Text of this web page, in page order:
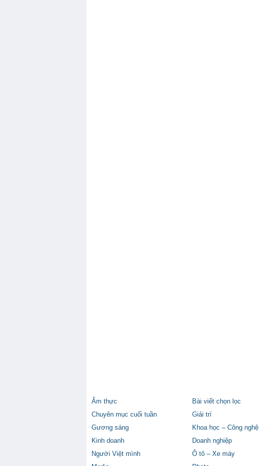
Ẩm thực Bài viết chọn lọc
Chuyên mục cuối tuần
Giải trí
Gương sáng
Khoa học – Công nghệ
Kinh doanh
Doanh nghiệp
Người Việt mình
Ô tô – Xe máy